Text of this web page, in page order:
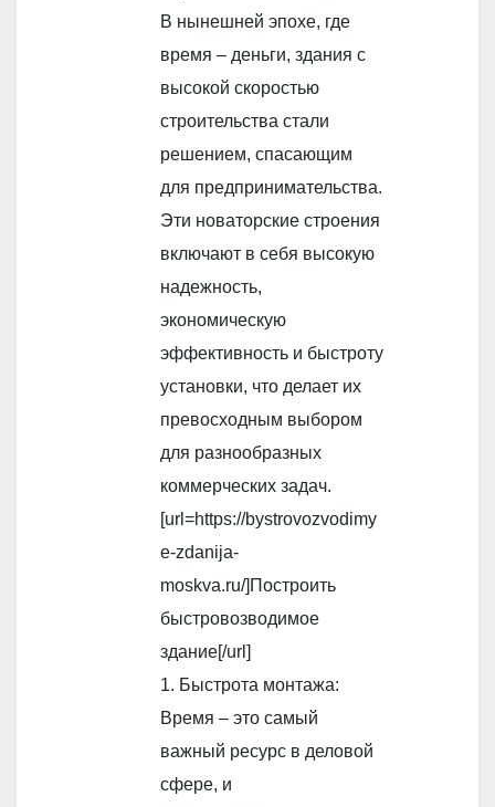
В нынешней эпохе, где
время – деньги, здания с
высокой скоростью
строительства стали
решением, спасающим
для предпринимательства.
Эти новаторские строения
включают в себя высокую
надежность,
экономическую
эффективность и быстроту
установки, что делает их
превосходным выбором
для разнообразных
коммерческих задач.
[url=https://bystrovozvodimy
e-zdanija-
moskva.ru/]Построить
быстровозводимое
здание[/url]
1. Быстрота монтажа:
Время – это самый
важный ресурс в деловой
сфере, и